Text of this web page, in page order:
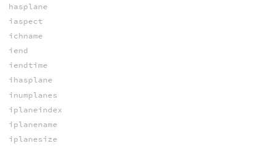
hasplane
iaspect
ichname
iend
iendtime
ihasplane
inumplanes
iplaneindex
iplanename
iplanesize